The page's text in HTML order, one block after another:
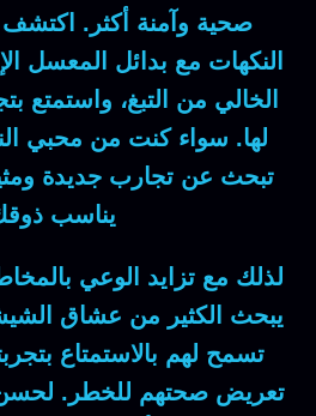
صحية وآمنة أكثر. اكتشف
النكهات مع بدائل المعسل
الخالي من التبغ، واستمتع
لها. سواء كنت من محبي
تبحث عن تجارب جديدة
يناسب
لذلك مع تزايد الوعي
يبحث الكثير من عشاق
تسمح لهم بالاستمتاع
تعريض صحتهم للخطر.